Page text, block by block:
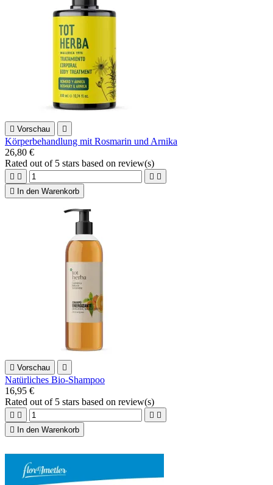
 Vorschau 
Körperbehandlung mit Rosmarin und Arnika
26,80 €
Rated out of 5 stars based on review(s)
   

In den Warenkorb
 Vorschau 
Natürliches Bio-Shampoo
16,95 €
Rated out of 5 stars based on review(s)
   

In den Warenkorb